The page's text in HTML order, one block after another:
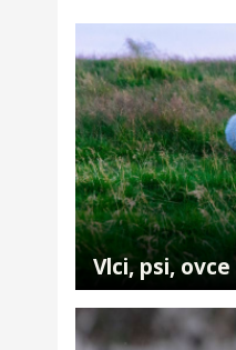
Vlci, psi,